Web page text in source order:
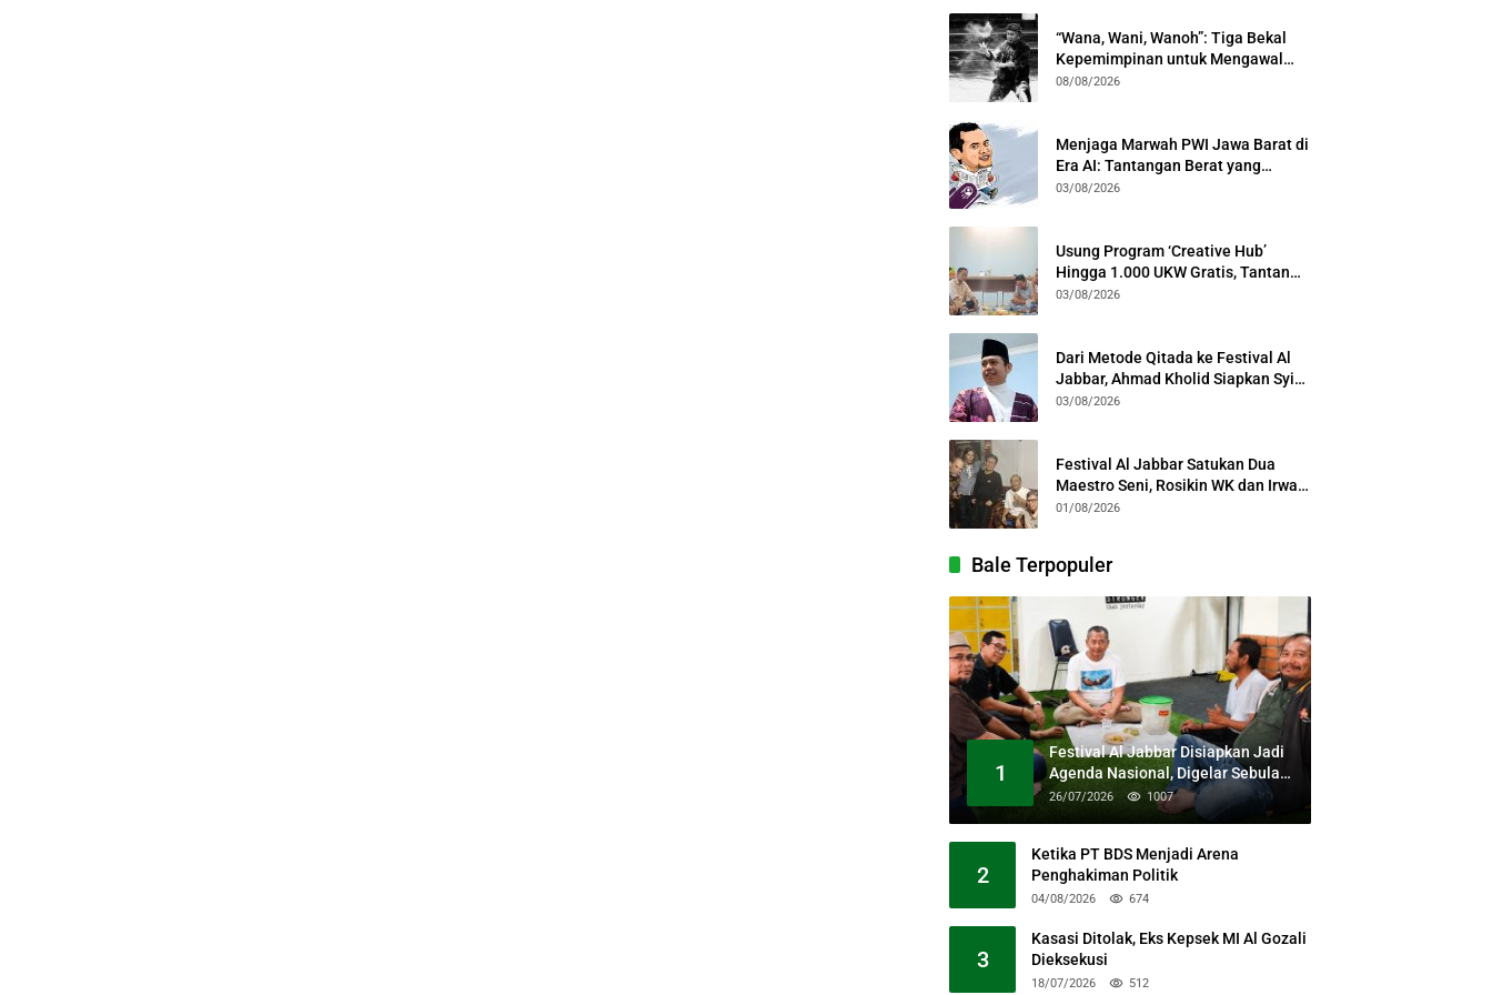
“Wana, Wani, Wanoh”: Tiga Bekal
Kepemimpinan untuk Mengawal
Festival Al Jabbar
08/08/2026
Menjaga Marwah PWI Jawa Barat di
Era AI: Tantangan Berat yang
Menuntut Solidaritas Lintas
03/08/2026
Usung Program ‘Creative Hub’
Hingga 1.000 UKW Gratis, Tantan
Sulthon Paparkan Visi PWI Jabar di
03/08/2026
Dari Metode Qitada ke Festival Al
Jabbar, Ahmad Kholid Siapkan Syiar
Al-Qur’an Lewat Nada
03/08/2026
Festival Al Jabbar Satukan Dua
Maestro Seni, Rosikin WK dan Irwan
Guntari Garap Pertunjukan Kolosal
01/08/2026
Bale Terpopuler
1
Festival Al Jabbar Disiapkan Jadi
Agenda Nasional, Digelar Sebulan
Penuh di Kawasan Masjid Raya Al
26/07/2026 1007
2
Ketika PT BDS Menjadi Arena
Penghakiman Politik
04/08/2026 674
3
Kasasi Ditolak, Eks Kepsek MI Al Gozali
Dieksekusi
18/07/2026 512